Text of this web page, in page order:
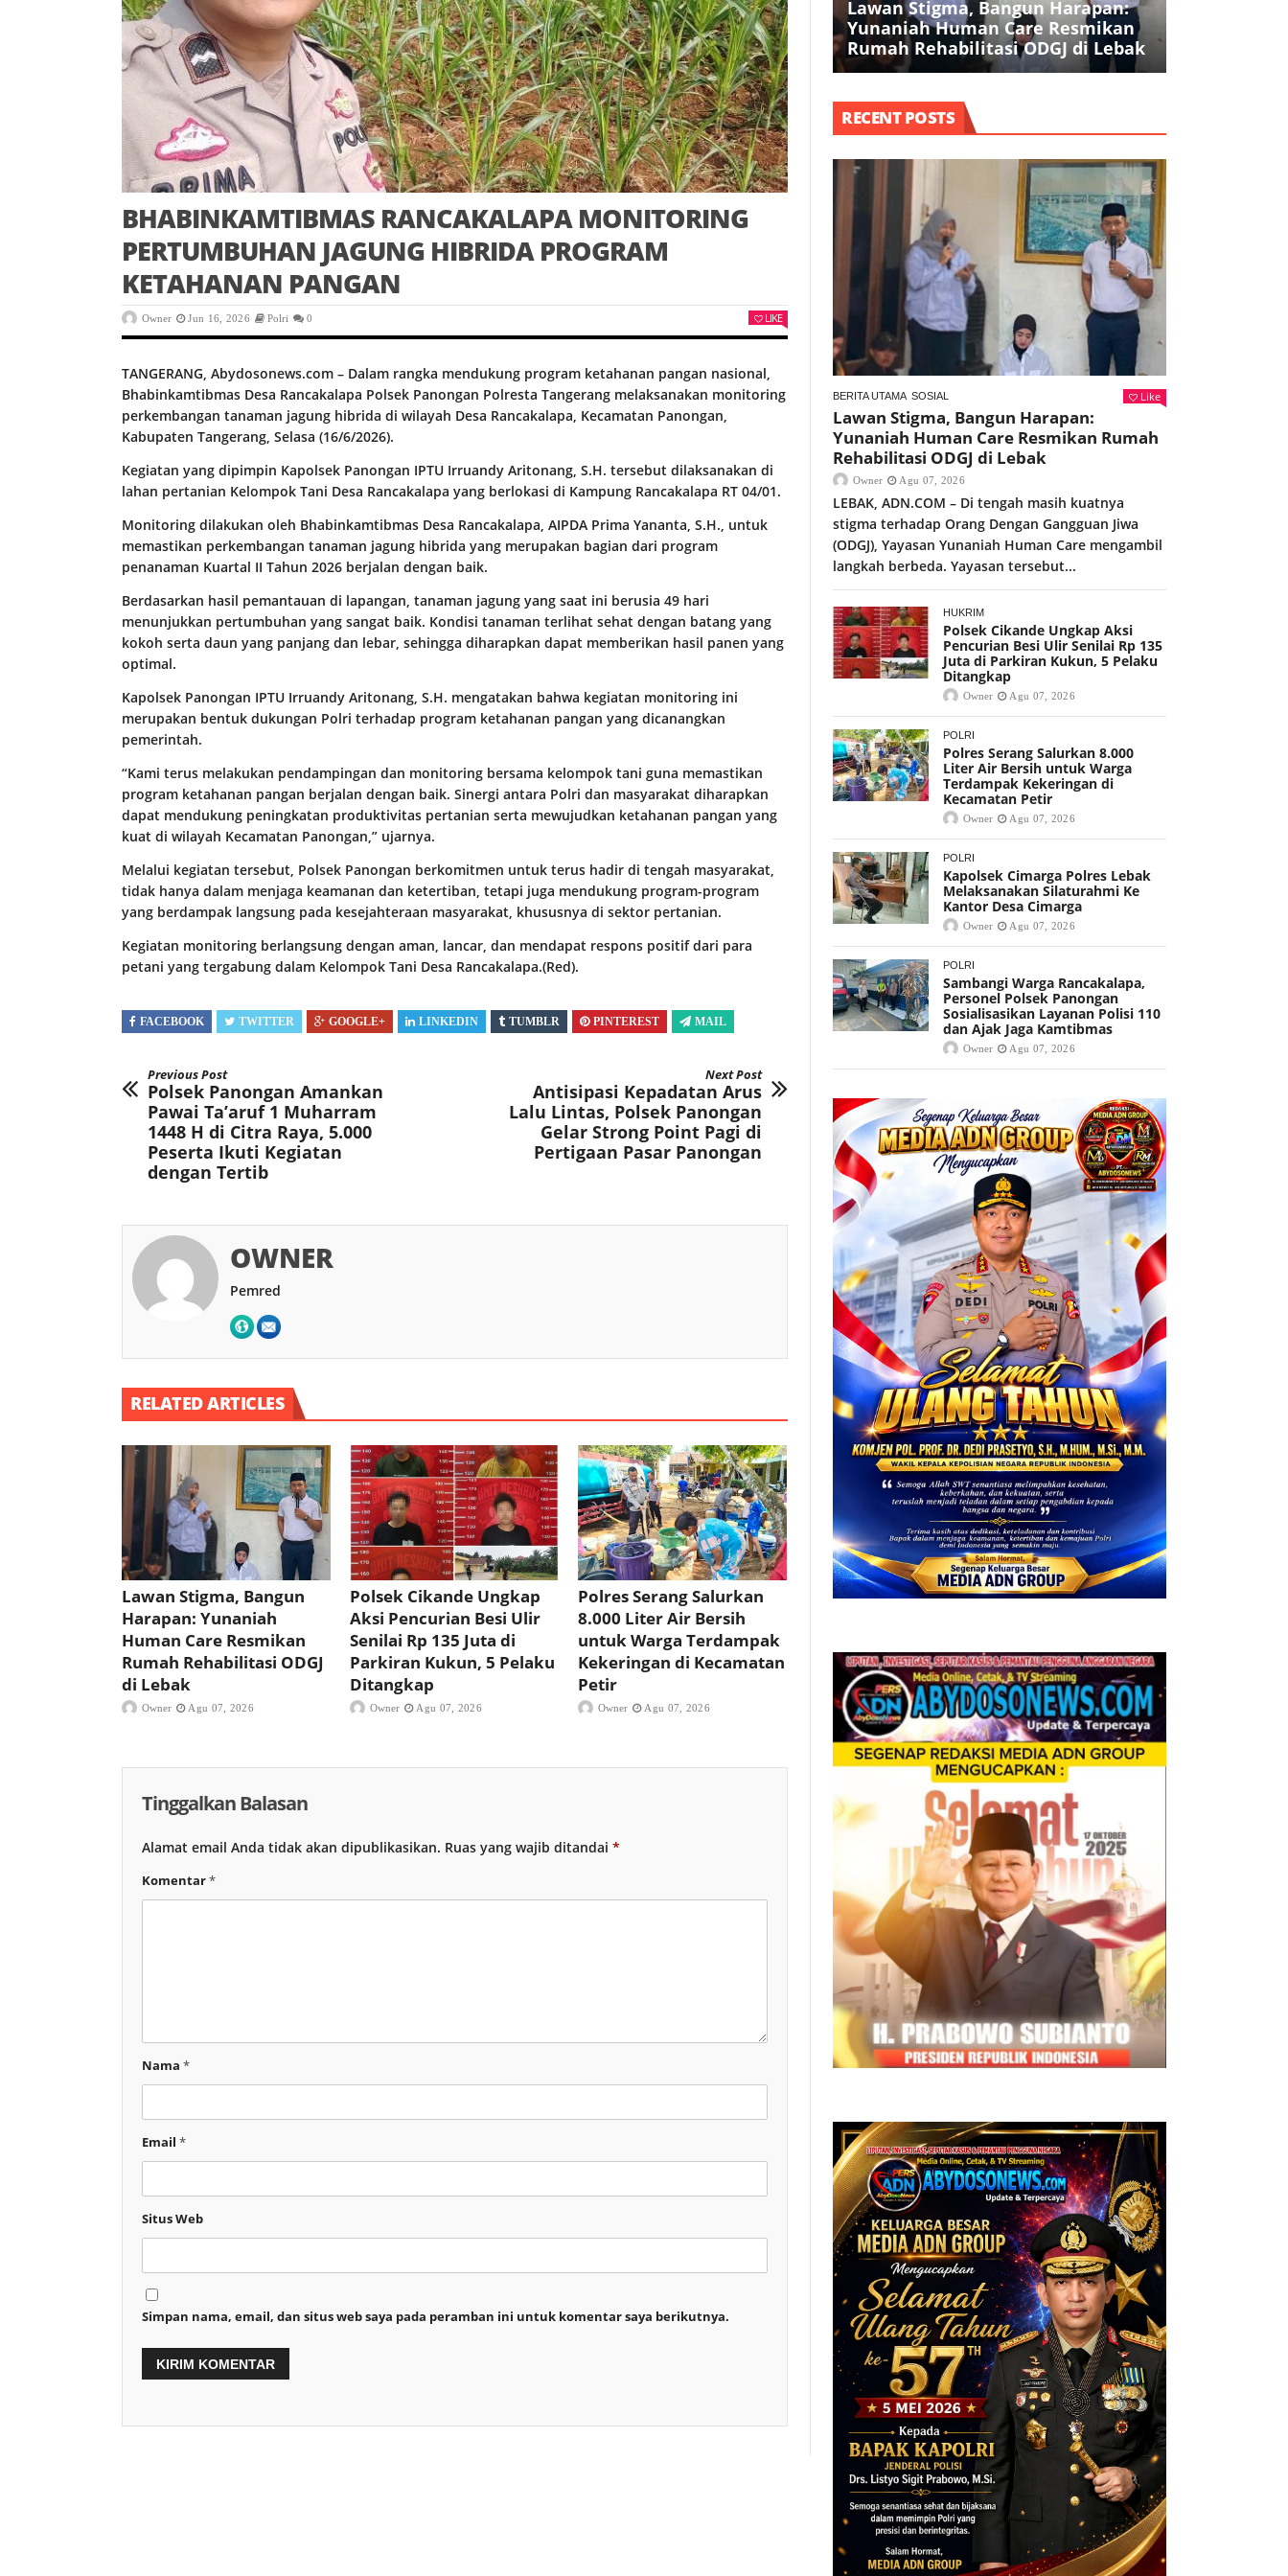
BHABINKAMTIBMAS RANCAKALAPA MONITORING
PERTUMBUHAN JAGUNG HIBRIDA PROGRAM
KETAHANAN PANGAN
Owner Jun 16, 2026 Polri 0 LIKE
TANGERANG, Abydosonews.com – Dalam rangka mendukung program ketahanan pangan nasional,
Bhabinkamtibmas Desa Rancakalapa Polsek Panongan Polresta Tangerang melaksanakan monitoring
perkembangan tanaman jagung hibrida di wilayah Desa Rancakalapa, Kecamatan Panongan,
Kabupaten Tangerang, Selasa (16/6/2026).
Kegiatan yang dipimpin Kapolsek Panongan IPTU Irruandy Aritonang, S.H. tersebut dilaksanakan di
lahan pertanian Kelompok Tani Desa Rancakalapa yang berlokasi di Kampung Rancakalapa RT 04/01.
Monitoring dilakukan oleh Bhabinkamtibmas Desa Rancakalapa, AIPDA Prima Yananta, S.H., untuk
memastikan perkembangan tanaman jagung hibrida yang merupakan bagian dari program
penanaman Kuartal II Tahun 2026 berjalan dengan baik.
Berdasarkan hasil pemantauan di lapangan, tanaman jagung yang saat ini berusia 49 hari
menunjukkan pertumbuhan yang sangat baik. Kondisi tanaman terlihat sehat dengan batang yang
kokoh serta daun yang panjang dan lebar, sehingga diharapkan dapat memberikan hasil panen yang
optimal.
Kapolsek Panongan IPTU Irruandy Aritonang, S.H. mengatakan bahwa kegiatan monitoring ini
merupakan bentuk dukungan Polri terhadap program ketahanan pangan yang dicanangkan
pemerintah.
“Kami terus melakukan pendampingan dan monitoring bersama kelompok tani guna memastikan
program ketahanan pangan berjalan dengan baik. Sinergi antara Polri dan masyarakat diharapkan
dapat mendukung peningkatan produktivitas pertanian serta mewujudkan ketahanan pangan yang
kuat di wilayah Kecamatan Panongan,” ujarnya.
Melalui kegiatan tersebut, Polsek Panongan berkomitmen untuk terus hadir di tengah masyarakat,
tidak hanya dalam menjaga keamanan dan ketertiban, tetapi juga mendukung program-program
yang berdampak langsung pada kesejahteraan masyarakat, khususnya di sektor pertanian.
Kegiatan monitoring berlangsung dengan aman, lancar, dan mendapat respons positif dari para
petani yang tergabung dalam Kelompok Tani Desa Rancakalapa.(Red).
FACEBOOK TWITTER GOOGLE+ LINKEDIN TUMBLR PINTEREST MAIL
Previous Post
Polsek Panongan Amankan
Pawai Ta’aruf 1 Muharram
1448 H di Citra Raya, 5.000
Peserta Ikuti Kegiatan
dengan Tertib
Next Post
Antisipasi Kepadatan Arus
Lalu Lintas, Polsek Panongan
Gelar Strong Point Pagi di
Pertigaan Pasar Panongan
OWNER
Pemred
RELATED ARTICLES
Lawan Stigma, Bangun
Harapan: Yunaniah
Human Care Resmikan
Rumah Rehabilitasi ODGJ
di Lebak
Owner Agu 07, 2026
Polsek Cikande Ungkap
Aksi Pencurian Besi Ulir
Senilai Rp 135 Juta di
Parkiran Kukun, 5 Pelaku
Ditangkap
Owner Agu 07, 2026
Polres Serang Salurkan
8.000 Liter Air Bersih
untuk Warga Terdampak
Kekeringan di Kecamatan
Petir
Owner Agu 07, 2026
Tinggalkan Balasan
Alamat email Anda tidak akan dipublikasikan. Ruas yang wajib ditandai *
Komentar*
Nama *
Email *
Situs Web
Simpan nama, email, dan situs web saya pada peramban ini untuk komentar saya berikutnya.
Lawan Stigma, Bangun Harapan:
Yunaniah Human Care Resmikan
Rumah Rehabilitasi ODGJ di Lebak
RECENT POSTS
BERITA UTAMA SOSIAL Like
Lawan Stigma, Bangun Harapan:
Yunaniah Human Care Resmikan Rumah
Rehabilitasi ODGJ di Lebak
Owner Agu 07, 2026
LEBAK, ADN.COM – Di tengah masih kuatnya
stigma terhadap Orang Dengan Gangguan Jiwa
(ODGJ), Yayasan Yunaniah Human Care mengambil
langkah berbeda. Yayasan tersebut...
HUKRIM
Polsek Cikande Ungkap Aksi
Pencurian Besi Ulir Senilai Rp 135
Juta di Parkiran Kukun, 5 Pelaku
Ditangkap
Owner Agu 07, 2026
POLRI
Polres Serang Salurkan 8.000
Liter Air Bersih untuk Warga
Terdampak Kekeringan di
Kecamatan Petir
Owner Agu 07, 2026
POLRI
Kapolsek Cimarga Polres Lebak
Melaksanakan Silaturahmi Ke
Kantor Desa Cimarga
Owner Agu 07, 2026
POLRI
Sambangi Warga Rancakalapa,
Personel Polsek Panongan
Sosialisasikan Layanan Polisi 110
dan Ajak Jaga Kamtibmas
Owner Agu 07, 2026